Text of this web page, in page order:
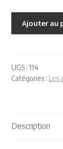
Carte
Ajouter au
UGS : 114
Catégories : Les
Description